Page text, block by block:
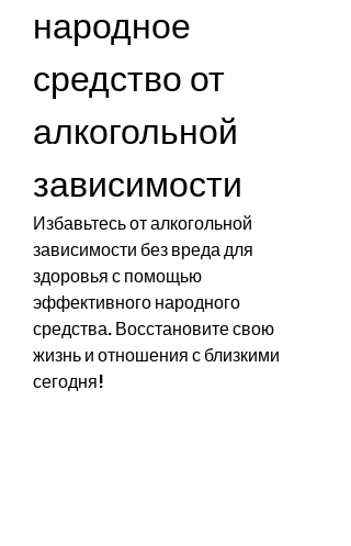
народное
средство от
алкогольной
зависимости
Избавьтесь от алкогольной
зависимости без вреда для
здоровья с помощью
эффективного народного
средства. Восстановите свою
жизнь и отношения с близкими
сегодня!